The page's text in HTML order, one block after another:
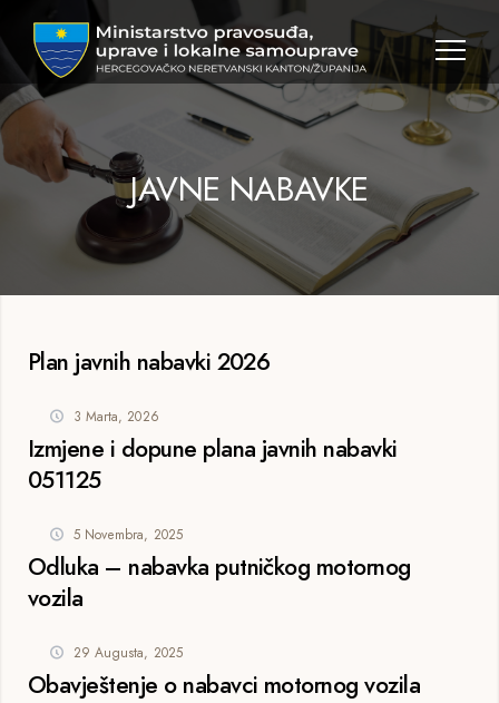
JAVNE NABAVKE
Plan javnih nabavki 2026
3 Marta, 2026
Izmjene i dopune plana javnih nabavki
051125
5 Novembra, 2025
Odluka – nabavka putničkog motornog
vozila
29 Augusta, 2025
Obavještenje o nabavci motornog vozila